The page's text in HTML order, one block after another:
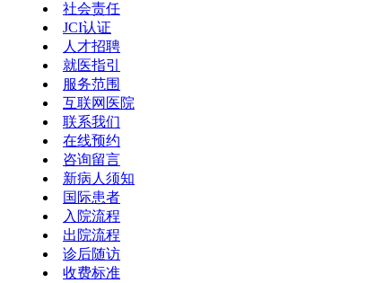
社会责任
JCI认证
人才招聘
就医指引
服务范围
互联网医院
联系我们
在线预约
咨询留言
新病人须知
国际患者
入院流程
出院流程
诊后随访
收费标准